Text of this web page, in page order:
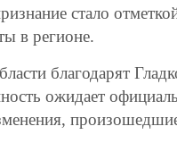
стало
в регионе.
благодарят
ожидает